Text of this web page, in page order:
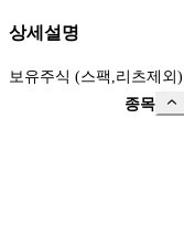
상세설명
보유주식 (스팩,리츠제외)
종목